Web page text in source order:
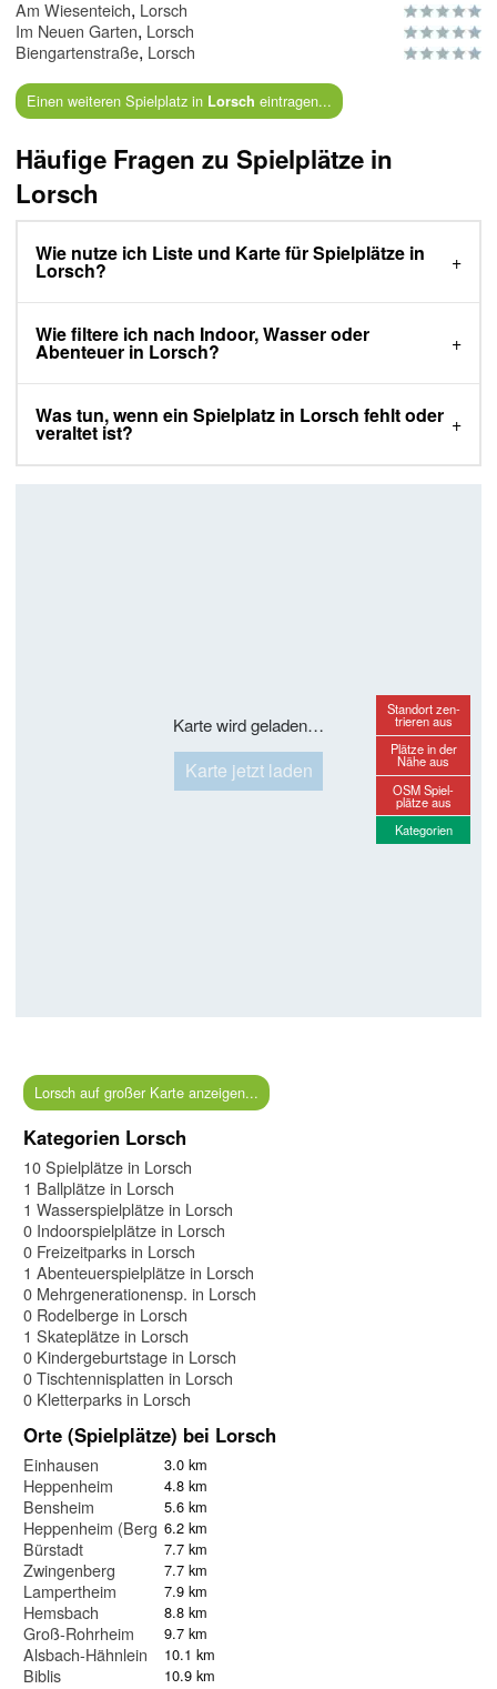
Am Wiesenteich, Lorsch
Im Neuen Garten, Lorsch
Biengartenstraße, Lorsch
Einen weiteren Spielplatz in Lorsch eintragen...
Häufige Fragen zu Spielplätze in
Lorsch
Wie nutze ich Liste und Karte für Spielplätze in
Lorsch?
Wie filtere ich nach Indoor, Wasser oder
Abenteuer in Lorsch?
Was tun, wenn ein Spielplatz in Lorsch fehlt oder
veraltet ist?
Karte wird geladen…
Karte jetzt laden
Standort zen-
trieren aus
Plätze in der
Nähe aus
OSM Spiel-
plätze aus
Kategorien
Lorsch auf großer Karte anzeigen...
Kategorien Lorsch
10 Spielplätze in Lorsch
1 Ballplätze in Lorsch
1 Wasserspielplätze in Lorsch
0 Indoorspielplätze in Lorsch
0 Freizeitparks in Lorsch
1 Abenteuerspielplätze in Lorsch
0 Mehrgenerationensp. in Lorsch
0 Rodelberge in Lorsch
1 Skateplätze in Lorsch
0 Kindergeburtstage in Lorsch
0 Tischtennisplatten in Lorsch
0 Kletterparks in Lorsch
Orte (Spielplätze) bei Lorsch
Einhausen 3.0 km
Heppenheim 4.8 km
Bensheim 5.6 km
Heppenheim (Bergstraße)
6.2 km
Bürstadt 7.7 km
Zwingenberg 7.7 km
Lampertheim 7.9 km
Hemsbach 8.8 km
Groß-Rohrheim 9.7 km
Alsbach-Hähnlein 10.1 km
Biblis 10.9 km